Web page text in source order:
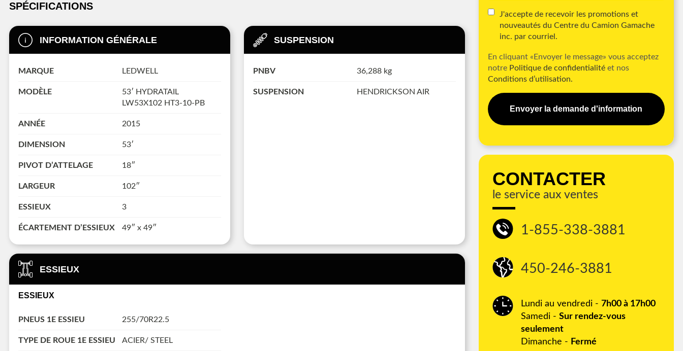
SPÉCIFICATIONS
INFORMATION GÉNÉRALE
MARQUE LEDWELL
MODÈLE
53′ HYDRATAIL
LW53X102 HT3-10-PB
ANNÉE 2015
DIMENSION 53′
PIVOT D’ATTELAGE 18″
LARGEUR 102″
ESSIEUX 3
ÉCARTEMENT D’ESSIEUX 49″ x 49″
SUSPENSION
PNBV 36,288 kg
SUSPENSION HENDRICKSON AIR
ESSIEUX
ESSIEUX
PNEUS 1E ESSIEU 255/70R22.5
TYPE DE ROUE 1E ESSIEU ACIER/ STEEL
J'accepte de recevoir les promotions et
nouveautés du Centre du Camion Gamache
inc. par courriel.
En cliquant «Envoyer le message» vous acceptez
notre Politique de confidentialitéet nos
Conditions d’utilisation.
Envoyer la demande d'information
CONTACTER
le service aux ventes
1-855-338-3881
450-246-3881
Lundi au vendredi - 7h00 à 17h00
Samedi - Sur rendez-vous
seulement
Dimanche - Fermé